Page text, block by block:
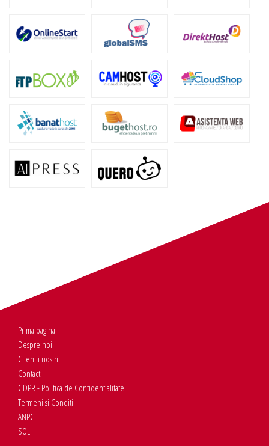
Prima pagina
Despre noi
Clientii nostri
Contact
GDPR - Politica de Confidentialitate
Termeni si Conditii
ANPC
SOL